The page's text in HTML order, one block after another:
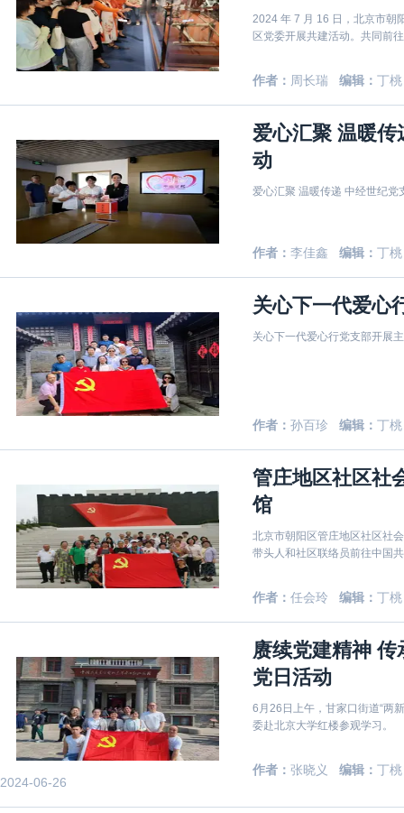
2024 年 7 月 16 日，北京市朝
区党委开展共建活动。共同前
作者： 周长瑞 编辑： 丁桃
爱心汇聚 温暖
动
爱心汇聚 温暖传递 中经世纪党
作者： 李佳鑫 编辑： 丁桃
关心下一代爱心
关心下一代爱心行党支部开展
作者： 孙百珍 编辑： 丁桃
管庄地区社区社
馆
北京市朝阳区管庄地区社区社
带头人和社区联络员前往中国
作者： 任会玲 编辑： 丁桃
赓续党建精神
党日活动
6月26日上午，甘家口街道“两
委赴北京大学红楼参观学习。
作者： 张晓义 编辑： 丁桃
2024-06-26